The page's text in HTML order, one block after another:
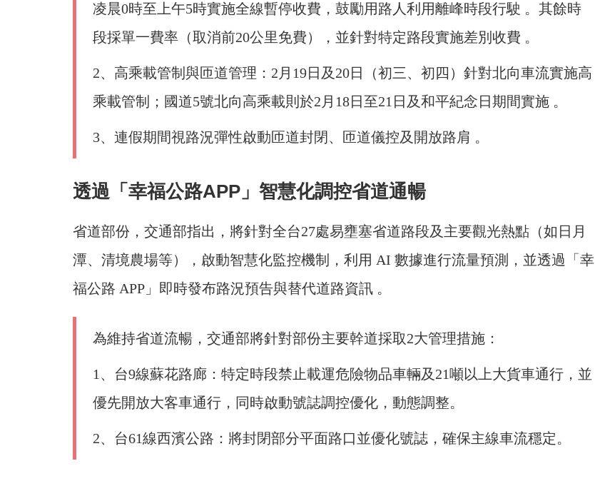
凌晨0時至上午5時實施全線暫停收費，鼓勵用路人利用離峰時段行駛 。其餘時
段採單一費率（取消前20公里免費），並針對特定路段實施差別收費 。
2、高乘載管制與匝道管理：2月19日及20日（初三、初四）針對北向車流實施高
乘載管制；國道5號北向高乘載則於2月18日至21日及和平紀念日期間實施 。
3、連假期間視路況彈性啟動匝道封閉、匝道儀控及開放路肩 。
透過「幸福公路APP」智慧化調控省道通暢
省道部份，交通部指出，將針對全台27處易壅塞省道路段及主要觀光熱點（如日月
潭、清境農場等），啟動智慧化監控機制，利用 AI 數據進行流量預測，並透過「幸
福公路 APP」即時發布路況預告與替代道路資訊 。
為維持省道流暢，交通部將針對部份主要幹道採取2大管理措施：
1、台9線蘇花路廊：特定時段禁止載運危險物品車輛及21噸以上大貨車通行，並
優先開放大客車通行，同時啟動號誌調控優化，動態調整。
2、台61線西濱公路：將封閉部分平面路口並優化號誌，確保主線車流穩定。